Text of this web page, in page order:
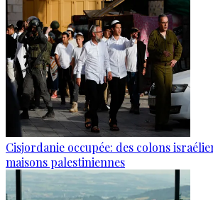
Cisjordanie occupée: des colons
maisons palestiniennes